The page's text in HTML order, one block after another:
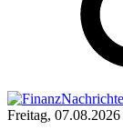
Freitag, 07.08.2026